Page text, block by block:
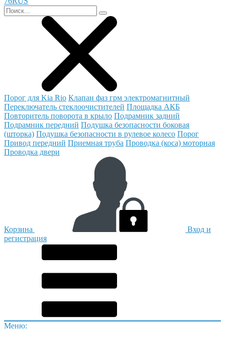
Порог для Kia Rio Клапан фаз грм электромагнитный
Переключатель стеклоочистителей Площадка АКБ
Повторитель поворота в крыло Подрамник задний
Подрамник передний Подушка безопасности боковая
(шторка) Подушка безопасности в рулевое колесо Порог
Привод передний Приемная труба Проводка (коса) моторная
Проводка двери
Корзина
Вход и
регистрация
Меню: